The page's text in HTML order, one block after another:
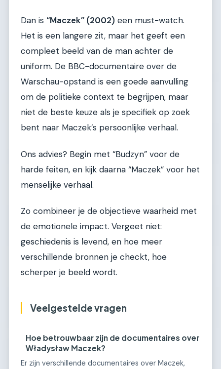
Dan is “Maczek” (2002) een must-watch.
Het is een langere zit, maar het geeft een
compleet beeld van de man achter de
uniform. De BBC-documentaire over de
Warschau-opstand is een goede aanvulling
om de politieke context te begrijpen, maar
niet de beste keuze als je specifiek op zoek
bent naar Maczek’s persoonlijke verhaal.
Ons advies? Begin met “Budzyn” voor de
harde feiten, en kijk daarna “Maczek” voor het
menselijke verhaal.
Zo combineer je de objectieve waarheid met
de emotionele impact. Vergeet niet:
geschiedenis is levend, en hoe meer
verschillende bronnen je checkt, hoe
scherper je beeld wordt.
Veelgestelde vragen
Hoe betrouwbaar zijn de documentaires over
Władysław Maczek?
Er zijn verschillende documentaires over Maczek,